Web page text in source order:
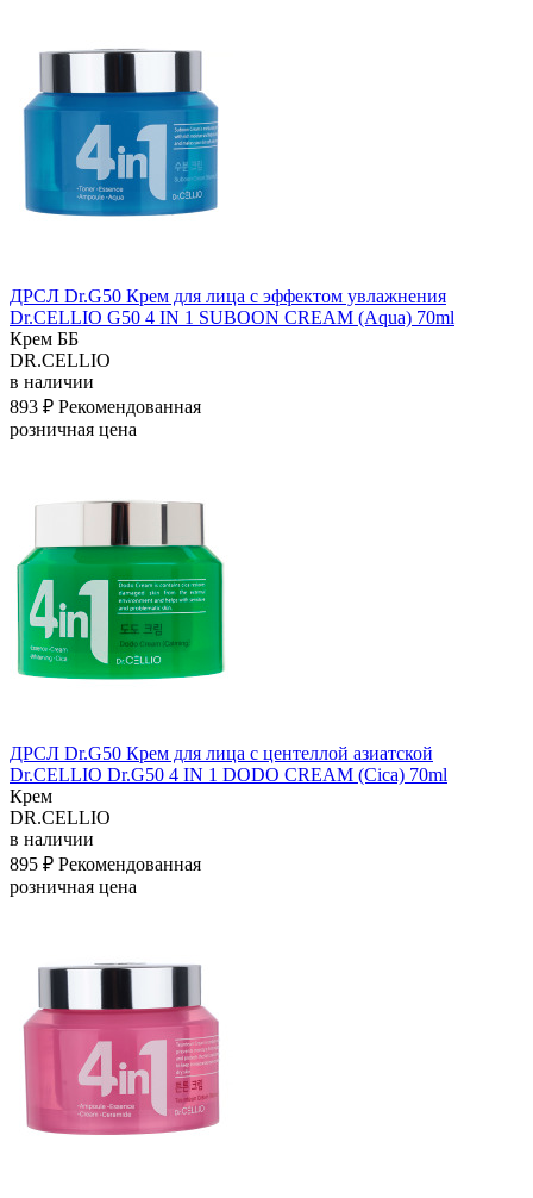
ДРСЛ Dr.G50 Крем для лица с эффектом увлажнения
Dr.CELLIO G50 4 IN 1 SUBOON CREAM (Aqua) 70ml
Крем ББ
DR.CELLIO
в наличии
893 ₽ Рекомендованная
розничная цена
ДРСЛ Dr.G50 Крем для лица с центеллой азиатской
Dr.CELLIO Dr.G50 4 IN 1 DODO CREAM (Cica) 70ml
Крем
DR.CELLIO
в наличии
895 ₽ Рекомендованная
розничная цена